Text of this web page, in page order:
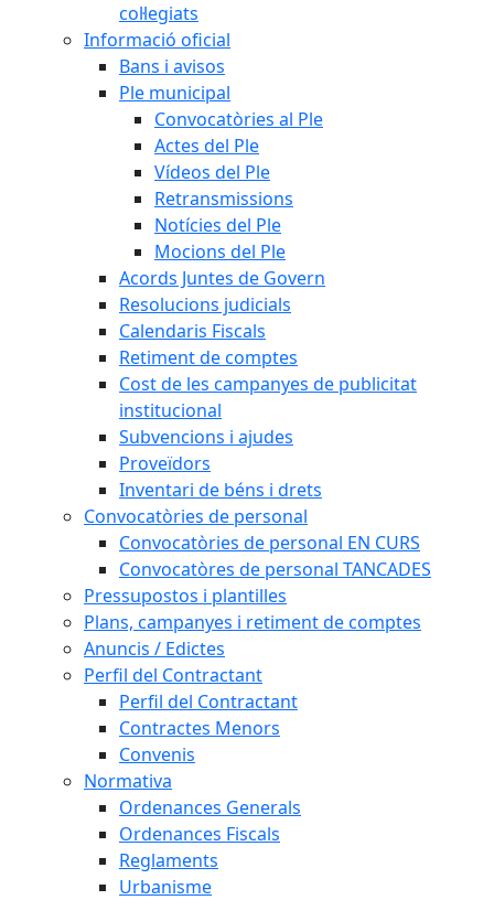
col·legiats
Informació oficial
Bans i avisos
Ple municipal
Convocatòries al Ple
Actes del Ple
Vídeos del Ple
Retransmissions
Notícies del Ple
Mocions del Ple
Acords Juntes de Govern
Resolucions judicials
Calendaris Fiscals
Retiment de comptes
Cost de les campanyes de publicitat
institucional
Subvencions i ajudes
Proveïdors
Inventari de béns i drets
Convocatòries de personal
Convocatòries de personal EN CURS
Convocatòres de personal TANCADES
Pressupostos i plantilles
Plans, campanyes i retiment de comptes
Anuncis / Edictes
Perfil del Contractant
Perfil del Contractant
Contractes Menors
Convenis
Normativa
Ordenances Generals
Ordenances Fiscals
Reglaments
Urbanisme